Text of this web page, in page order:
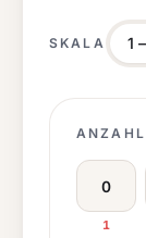
SKALA 1 –
1